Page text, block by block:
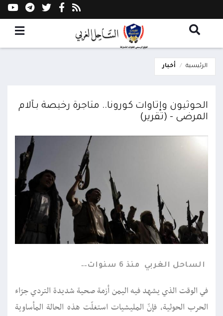
الرئيسية أخبار
الحوثيون وإتاوات كورونا.. متاجرة رخيصة بـآلام
المرضى - (تقرير)
الساحل الغربي منذ 6 سنوات
في الوقت الذي يشهد فيه اليمن أزمة صحية شديدة التردي جرّاء
الحرب الحوثية، فإنّ المليشيات استغلّت هذه الحالة المأساوية